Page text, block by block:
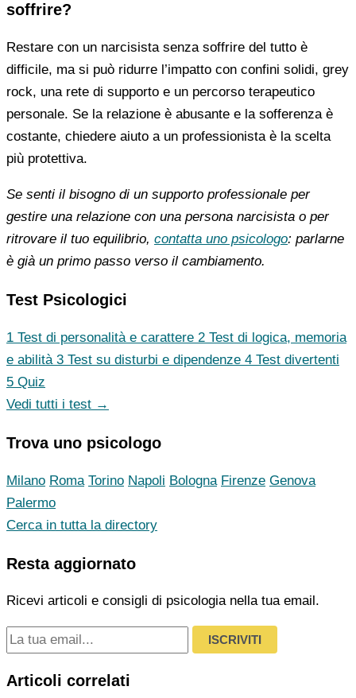
soffrire?
Restare con un narcisista senza soffrire del tutto è
difficile, ma si può ridurre l’impatto con confini solidi, grey
rock, una rete di supporto e un percorso terapeutico
personale. Se la relazione è abusante e la sofferenza è
costante, chiedere aiuto a un professionista è la scelta
più protettiva.
Se senti il bisogno di un supporto professionale per
gestire una relazione con una persona narcisista o per
ritrovare il tuo equilibrio, contatta uno psicologo: parlarne
è già un primo passo verso il cambiamento.
Test Psicologici
1 Test di personalità e carattere 2 Test di logica, memoria
e abilità 3 Test su disturbi e dipendenze 4 Test divertenti
5 Quiz
Vedi tutti i test →
Trova uno psicologo
Milano Roma Torino Napoli Bologna Firenze Genova
Palermo
Cerca in tutta la directory
Resta aggiornato
Ricevi articoli e consigli di psicologia nella tua email.
ISCRIVITI
Articoli correlati